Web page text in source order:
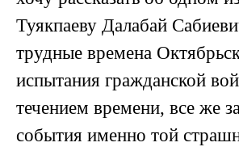
Туякпаеву Далабай
трудные времена
испытания гражданской
течением времени, все же
события именно той